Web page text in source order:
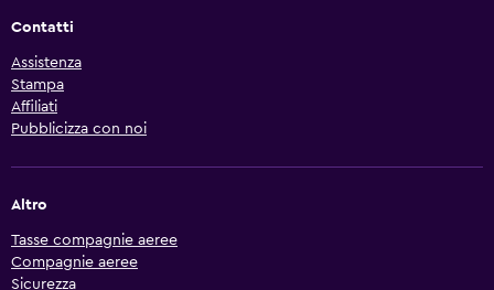
Contatti
Assistenza
Stampa
Affiliati
Pubblicizza con noi
Altro
Tasse compagnie aeree
Compagnie aeree
Sicurezza